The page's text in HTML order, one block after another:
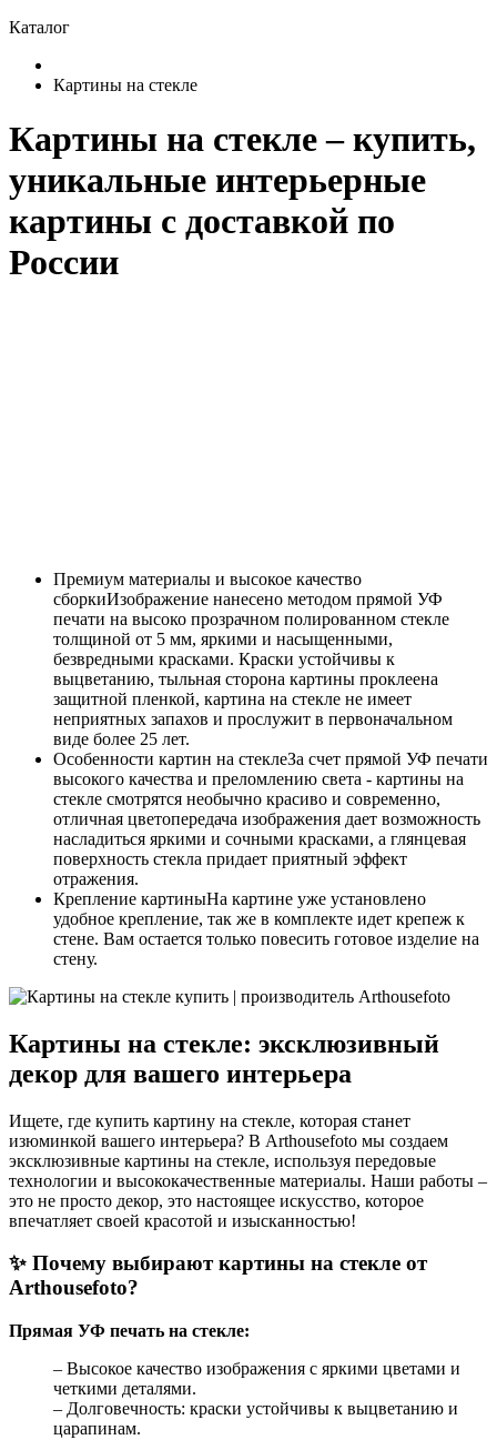
Каталог
Картины на стекле
Картины на стекле – купить,
уникальные интерьерные
картины с доставкой по
России
Премиум материалы и высокое качество
сборкиИзображение нанесено методом прямой УФ
печати на высоко прозрачном полированном стекле
толщиной от 5 мм, яркими и насыщенными,
безвредными красками. Краски устойчивы к
выцветанию, тыльная сторона картины проклеена
защитной пленкой, картина на стекле не имеет
неприятных запахов и прослужит в первоначальном
виде более 25 лет.
Особенности картин на стеклеЗа счет прямой УФ печати
высокого качества и преломлению света - картины на
стекле смотрятся необычно красиво и современно,
отличная цветопередача изображения дает возможность
насладиться яркими и сочными красками, а глянцевая
поверхность стекла придает приятный эффект
отражения.
Крепление картиныНа картине уже установлено
удобное крепление, так же в комплекте идет крепеж к
стене. Вам остается только повесить готовое изделие на
стену.
Картины на стекле: эксклюзивный
декор для вашего интерьера
Ищете, где купить картину на стекле, которая станет
изюминкой вашего интерьера? В Arthousefoto мы создаем
эксклюзивные картины на стекле, используя передовые
технологии и высококачественные материалы. Наши работы –
это не просто декор, это настоящее искусство, которое
впечатляет своей красотой и изысканностью!
✨ Почему выбирают картины на стекле от
Arthousefoto?
Прямая УФ печать на стекле:
– Высокое качество изображения с яркими цветами и
четкими деталями.
– Долговечность: краски устойчивы к выцветанию и
царапинам.